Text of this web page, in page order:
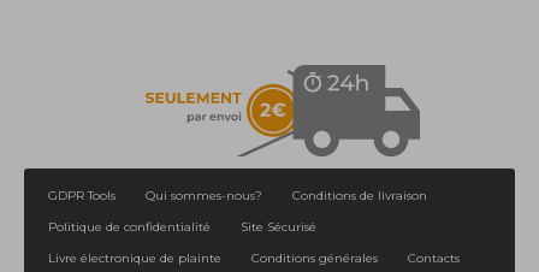
GDPR Tools Qui sommes-nous?
Conditions de livraison
Politique de confidentialité
Site Sécurisé
Livre électronique de plainte
Conditions générales Contacts